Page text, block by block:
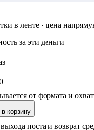
в ленте · цена
за эти деньги
от формата и
корзину
поста и возврат